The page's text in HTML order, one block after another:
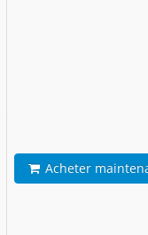
Acheter